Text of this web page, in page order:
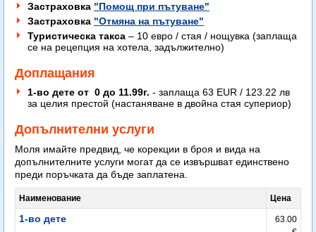
Застраховка "Помощ при пътуване"
Застраховка "Отмяна на пътуване"
Туристическа такса – 10 евро / стая / нощувка (заплаща
се на рецепция на хотела, задължително)
Доплащания
1-во дете от 0 до 11.99г. - заплаща 63 EUR / 123.22 лв
за целия престой (настаняване в двойна стая супериор)
Допълнителни услуги
Моля имайте предвид, че корекции в броя и вида на
допълнителните услуги могат да се извършват единствено
преди поръчката да бъде заплатена.
Наименование Цена
1-во дете
63.00